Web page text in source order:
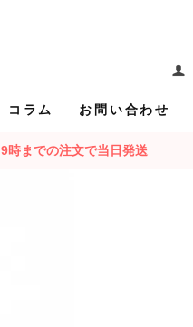
コラム お問い合わせ
9時までの注文で当日発送